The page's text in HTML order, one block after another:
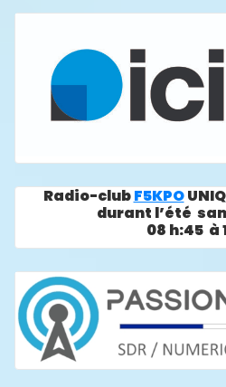
Radio-clubF5KPO
durant l’été
08 h:45 à